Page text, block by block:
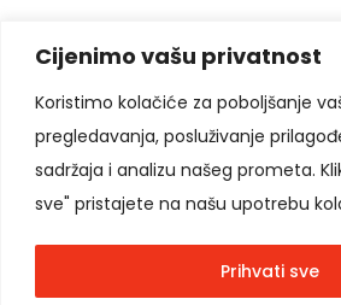
Cijenimo vašu privatnost
Koristimo kolačiće za poboljšanje
pregledavanja, posluživanje
sadržaja i analizu našeg prometa.
sve" pristajete na našu upotrebu
Prihvati sve
Pratite